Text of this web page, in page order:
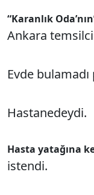
“Karanlık
Ankara
Evde bulamadı
Hastanedeydi.
Hasta yatağına
istendi.